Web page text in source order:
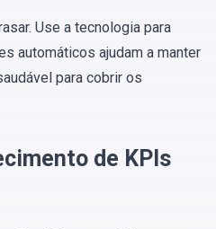
Use a tecnologia para
automáticos ajudam a manter
para cobrir os
de KPIs